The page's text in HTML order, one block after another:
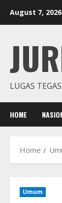
August 7, 2026
LUGAS
HOME
Home
Umum